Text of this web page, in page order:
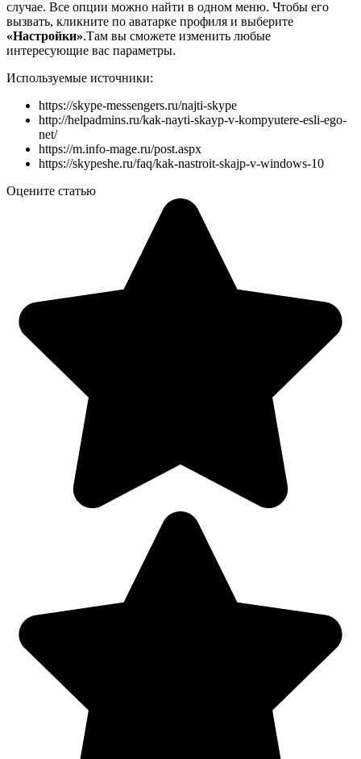
случае. Все опции можно найти в одном меню. Чтобы его
вызвать, кликните по аватарке профиля и выберите
«Настройки».Там вы сможете изменить любые
интересующие вас параметры.
Используемые источники:
https://skype-messengers.ru/najti-skype
http://helpadmins.ru/kak-nayti-skayp-v-kompyutere-esli-ego-
net/
https://m.info-mage.ru/post.aspx
https://skypeshe.ru/faq/kak-nastroit-skajp-v-windows-10
Оцените статью